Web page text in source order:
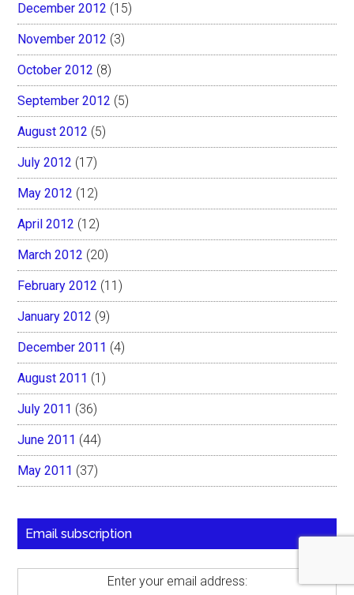
December 2012 (15)
November 2012 (3)
October 2012 (8)
September 2012 (5)
August 2012 (5)
July 2012 (17)
May 2012 (12)
April 2012 (12)
March 2012 (20)
February 2012 (11)
January 2012 (9)
December 2011 (4)
August 2011 (1)
July 2011 (36)
June 2011 (44)
May 2011 (37)
Email subscription
Enter your email address: